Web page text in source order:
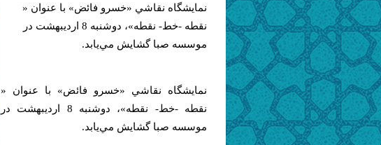
نمايشگاه نقاشي «خسرو فائض» با عنوان «
نقطه -خط- نقطه»، دوشنبه 8 ارديبهشت در
موسسه صبا گشايش مي‌يابد.
نمايشگاه نقاشي «خسرو فائض» با عنوان «
نقطه -خط- نقطه»، دوشنبه 8 ارديبهشت در
موسسه صبا گشايش مي‌يابد.